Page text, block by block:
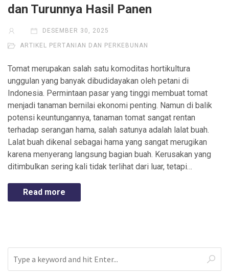
dan Turunnya Hasil Panen
DESEMBER 30, 2025
ARTIKEL PERTANIAN DAN PERKEBUNAN
Tomat merupakan salah satu komoditas hortikultura
unggulan yang banyak dibudidayakan oleh petani di
Indonesia. Permintaan pasar yang tinggi membuat tomat
menjadi tanaman bernilai ekonomi penting. Namun di balik
potensi keuntungannya, tanaman tomat sangat rentan
terhadap serangan hama, salah satunya adalah lalat buah.
Lalat buah dikenal sebagai hama yang sangat merugikan
karena menyerang langsung bagian buah. Kerusakan yang
ditimbulkan sering kali tidak terlihat dari luar, tetapi…
Read more